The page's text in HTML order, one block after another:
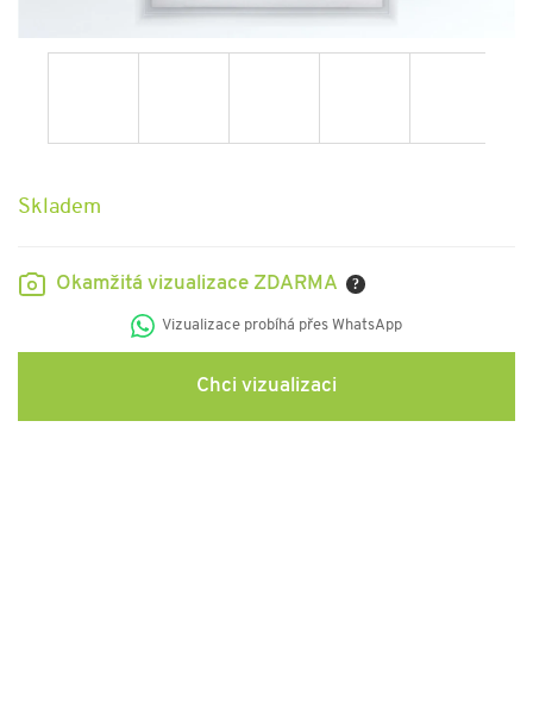
Skladem
Okamžitá vizualizace ZDARMA ?
Vizualizace probíhá přes WhatsApp
Chci vizualizaci